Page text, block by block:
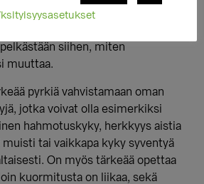
tarkastellaan usein
siihen, miten
muuttaa.
pyrkiä vahvistamaan oman
jotka voivat olla esimerkiksi
hahmotuskyky, herkkyys aistia
muisti tai vaikkapa kyky syventyä
On myös tärkeää opettaa
kuormitusta on liikaa, sekä